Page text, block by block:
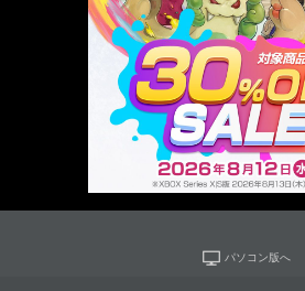
パソコン版へ